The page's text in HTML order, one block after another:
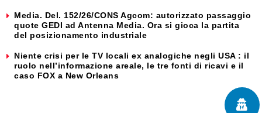
Media. Del. 152/26/CONS Agcom: autorizzato passaggio
quote GEDI ad Antenna Media. Ora si gioca la partita
del posizionamento industriale
Niente crisi per le TV locali ex analogiche negli USA : il
ruolo nell’informazione areale, le tre fonti di ricavi e il
caso FOX a New Orleans